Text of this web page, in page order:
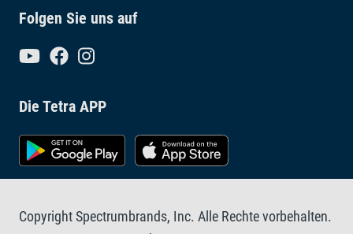
Folgen Sie uns auf
Die Tetra APP
Copyright Spectrumbrands, Inc. Alle Rechte vorbehalten.